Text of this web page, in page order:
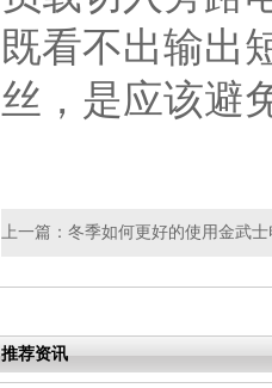
既看不出输出
丝，是应该避
上一篇： 冬季如何更好的使用金武士
推荐资讯